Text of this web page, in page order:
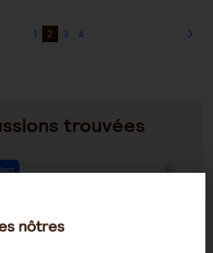
1 2 3 4
trouvées